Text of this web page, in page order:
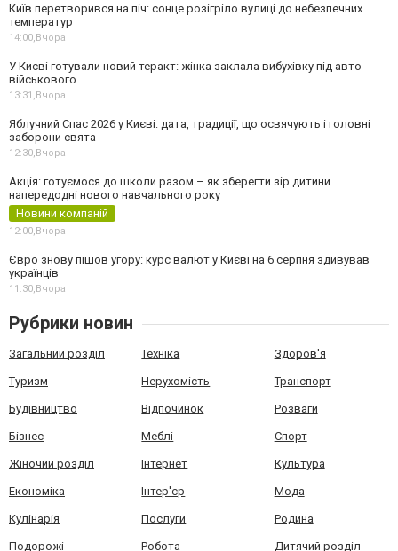
Київ перетворився на піч: сонце розігріло вулиці до небезпечних
температур
14:00,Вчора
У Києві готували новий теракт: жінка заклала вибухівку під авто
військового
13:31,Вчора
Яблучний Спас 2026 у Києві: дата, традиції, що освячують і головні
заборони свята
12:30,Вчора
Акція: готуємося до школи разом – як зберегти зір дитини
напередодні нового навчального року
Новини компаній
12:00,Вчора
Євро знову пішов угору: курс валют у Києві на 6 серпня здивував
українців
11:30,Вчора
Рубрики новин
Загальний розділ Техніка Здоров'я
Туризм Нерухомість Транспорт
Будівництво Відпочинок Розваги
Бізнес Меблі Спорт
Жіночий розділ Інтернет Культура
Економіка Інтер'єр Мода
Кулінарія Послуги Родина
Подорожі Робота Дитячий розділ